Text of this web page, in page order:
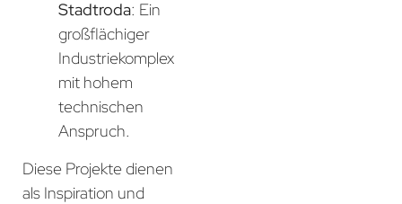
Stadtroda: Ein
großflächiger
Industriekomplex
mit hohem
technischen
Anspruch.
Diese Projekte dienen
als Inspiration und